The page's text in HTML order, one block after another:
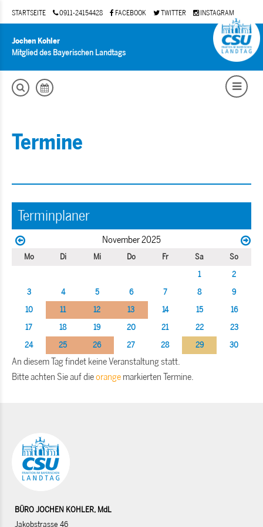
STARTSEITE 0911-24154428 FACEBOOK TWITTER INSTAGRAM
Jochen Kohler
Mitglied des Bayerischen Landtags
Termine
Terminplaner
November 2025
Mo Di Mi Do Fr Sa
So
1
2
3
4 5 6 7 8
9
10
11 12 13 14 15
16
17
18 19 20 21 22
23
24
25 26 27 28 29 30
An diesem Tag findet keine Veranstaltung statt.
Bitte achten Sie auf dieorange markierten Termine.
BÜRO JOCHEN KOHLER, MdL
Jakobstrasse 46